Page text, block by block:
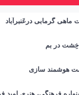
ماهی گرمابی درعَنبرآباد
در بم
هوشمند سازی